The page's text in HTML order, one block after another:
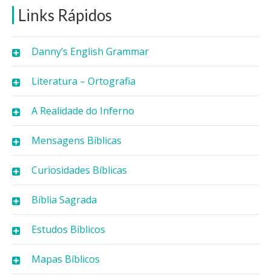
Links Rápidos
Danny’s English Grammar
Literatura – Ortografia
A Realidade do Inferno
Mensagens Bíblicas
Curiosidades Bíblicas
Bíblia Sagrada
Estudos Bíblicos
Mapas Bíblicos